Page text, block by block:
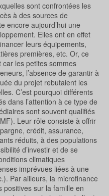
sont confrontées les
à des sources de
encore aujourd’hui une
Elles ont en effet
leurs équipements,
premières, etc. Or, ce
les petites sommes
l’absence de garantir à
du projet rebutaient les
C’est pourquoi différents
dans l’attention à ce type de
sont souvent qualifiés
Leur rôle consiste à offrir
crédit, assurance,
réduits, à des populations
d’investir et de se
climatiques
imprévues liées à une
Par ailleurs, la microfinance
sur la famille en